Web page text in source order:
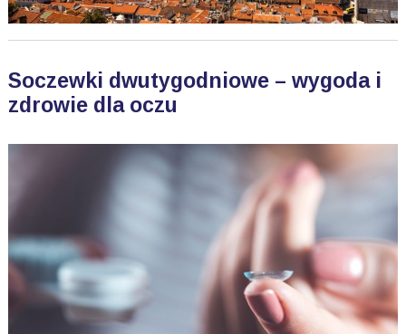
Soczewki dwutygodniowe – wygoda i
zdrowie dla oczu